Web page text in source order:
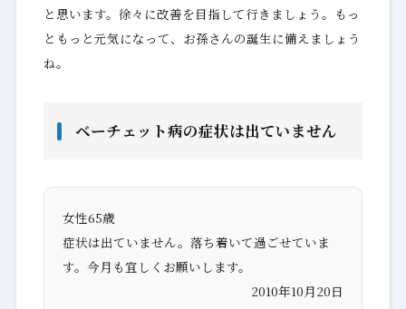
と思います。徐々に改善を目指して行きましょう。もっ
ともっと元気になって、お孫さんの誕生に備えましょう
ね。
ベーチェット病の症状は出ていません
女性65歳
症状は出ていません。落ち着いて過ごせていま
す。今月も宜しくお願いします。
2010年10月20日